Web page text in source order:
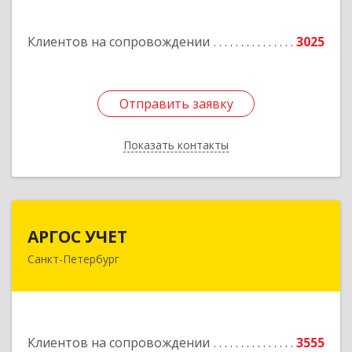
Клиентов на сопровождении 3025
Отправить заявку
Показать контакты
Подробнее
Отправить заявку
Назад
АРГОС УЧЕТ
Санкт-Петербург
Клиентов на сопровождении
3555
196191, Санкт-Петербург г, Конституции пл,